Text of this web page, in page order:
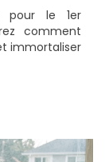
pour le 1er
comment
immortaliser